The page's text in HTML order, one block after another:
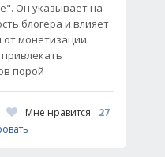
Он указывает на
блогера и влияет
монетизации.
порой
Мне нравится
27